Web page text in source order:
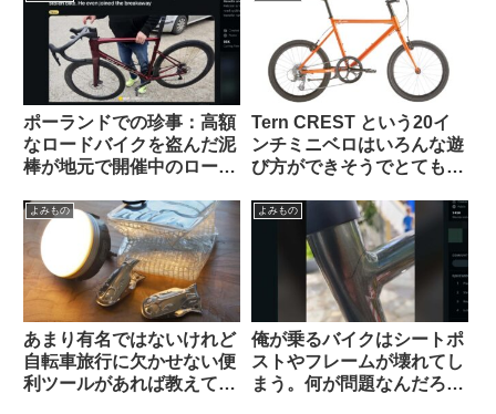
ポーランドでの珍事：高額
なロードバイクを盗んだ泥
棒が地元で開催中のロード
トンの先頭を引いてしまう
Tern CREST という20イ
ンチミニベロはいろんな遊
び方ができそうでとても気
察】
よみもの
あまり有名ではないけれど
自転車旅行に欠かせない便
利ツールがあれば教えてく
よみもの
俺が乗るバイクはシートポ
ストやフレームが壊れてし
まう。何が問題なんだろ